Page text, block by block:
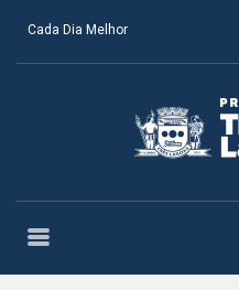
Cada Dia Melhor